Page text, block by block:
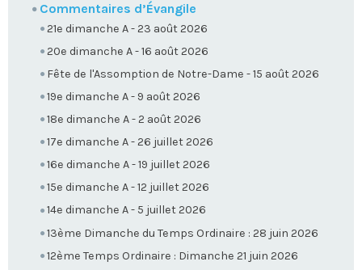
Commentaires d’Évangile
21e dimanche A - 23 août 2026
20e dimanche A - 16 août 2026
Fête de l'Assomption de Notre-Dame - 15 août 2026
19e dimanche A - 9 août 2026
18e dimanche A - 2 août 2026
17e dimanche A - 26 juillet 2026
16e dimanche A - 19 juillet 2026
15e dimanche A - 12 juillet 2026
14e dimanche A - 5 juillet 2026
13ème Dimanche du Temps Ordinaire : 28 juin 2026
12ème Temps Ordinaire : Dimanche 21 juin 2026